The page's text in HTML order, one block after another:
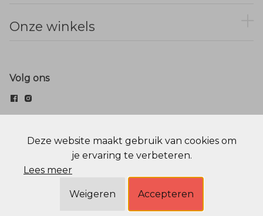
Onze winkels
Volg ons
© Menger Mode
Cookie statement Privacy Policy
Deze website maakt gebruik van cookies om
je ervaring te verbeteren.
Lees meer
Weigeren Accepteren